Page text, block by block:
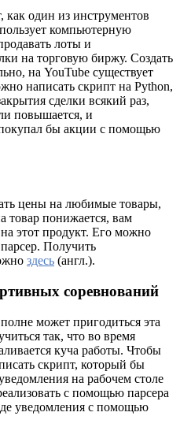
как один из инструментов
компьютерную
лоты и
на торговую биржу. Создать
на YouTube существует
написать скрипт на Python,
сделки всякий раз,
повышается, и
бы акции с помощью
цены на любимые товары,
товар понижается, вам
этот продукт. Его можно
Получить
здесь (англ.).
соревнований
может пригодиться эта
так, что во время
куча работы. Чтобы
скрипт, который бы
на рабочем столе
с помощью парсера
уведомления с помощью